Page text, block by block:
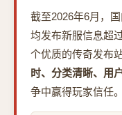
截至2026年6月，
均发布新服信息超
个优质的传奇发布
时、分类清晰、用
争中赢得玩家信任。